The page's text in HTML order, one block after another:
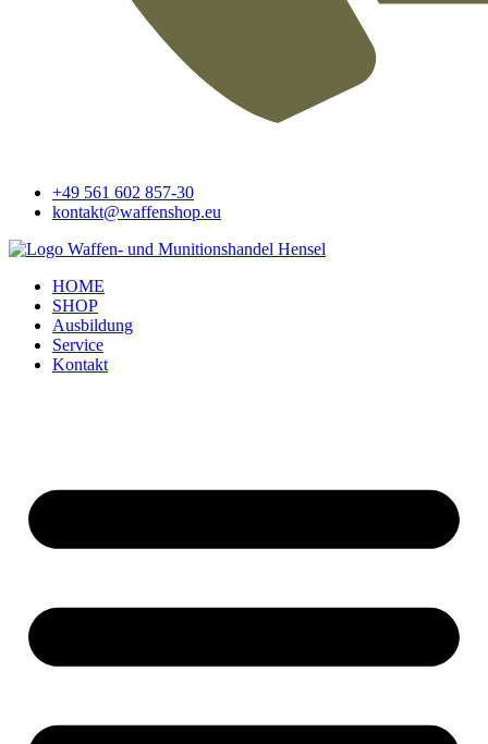
+49 561 602 857-30
kontakt@waffenshop.eu
HOME
SHOP
Ausbildung
Service
Kontakt